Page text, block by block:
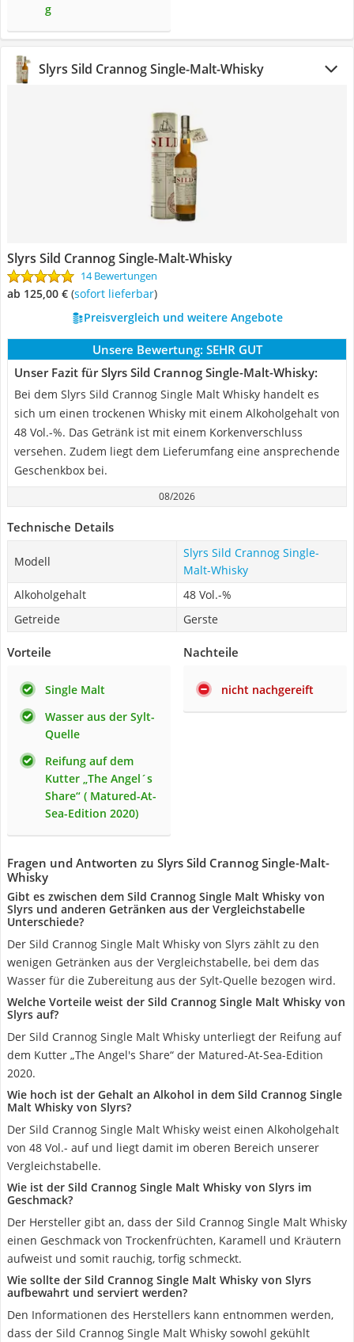
g
Slyrs Sild Crannog Single-Malt-Whisky
Slyrs Sild Crannog Single-Malt-Whisky
14 Bewertungen
ab 125,00 € ( Sofort lieferbar)
Preisvergleich und weitere Angebote
Unsere Bewertung: SEHR GUT
Unser Fazit für Slyrs Sild Crannog Single-Malt-Whisky:
Bei dem Slyrs Sild Crannog Single Malt Whisky handelt es
sich um einen trockenen Whisky mit einem Alkoholgehalt von
48 Vol.-%. Das Getränk ist mit einem Korkenverschluss
versehen. Zudem liegt dem Lieferumfang eine ansprechende
Geschenkbox bei.
08/2026
Technische Details
Modell
Slyrs Sild Crannog Single-
Malt-Whisky
Alkoholgehalt
48 Vol.-%
Getreide
Gerste
Vorteile
Single Malt
Wasser aus der Sylt-
Quelle
Reifung auf dem
Kutter „The Angel´s
Share“ ( Matured-At-
Sea-Edition 2020)
Nachteile
nicht nachgereift
Fragen und Antworten zu Slyrs Sild Crannog Single-Malt-
Whisky
Gibt es zwischen dem Sild Crannog Single Malt Whisky von
Slyrs und anderen Getränken aus der Vergleichstabelle
Unterschiede?
Der Sild Crannog Single Malt Whisky von Slyrs zählt zu den
wenigen Getränken aus der Vergleichstabelle, bei dem das
Wasser für die Zubereitung aus der Sylt-Quelle bezogen wird.
Welche Vorteile weist der Sild Crannog Single Malt Whisky von
Slyrs auf?
Der Sild Crannog Single Malt Whisky unterliegt der Reifung auf
dem Kutter „The Angel's Share“ der Matured-At-Sea-Edition
2020.
Wie hoch ist der Gehalt an Alkohol in dem Sild Crannog Single
Malt Whisky von Slyrs?
Der Sild Crannog Single Malt Whisky weist einen Alkoholgehalt
von 48 Vol.- auf und liegt damit im oberen Bereich unserer
Vergleichstabelle.
Wie ist der Sild Crannog Single Malt Whisky von Slyrs im
Geschmack?
Der Hersteller gibt an, dass der Sild Crannog Single Malt Whisky
einen Geschmack von Trockenfrüchten, Karamell und Kräutern
aufweist und somit rauchig, torfig schmeckt.
Wie sollte der Sild Crannog Single Malt Whisky von Slyrs
aufbewahrt und serviert werden?
Den Informationen des Herstellers kann entnommen werden,
dass der Sild Crannog Single Malt Whisky sowohl gekühlt